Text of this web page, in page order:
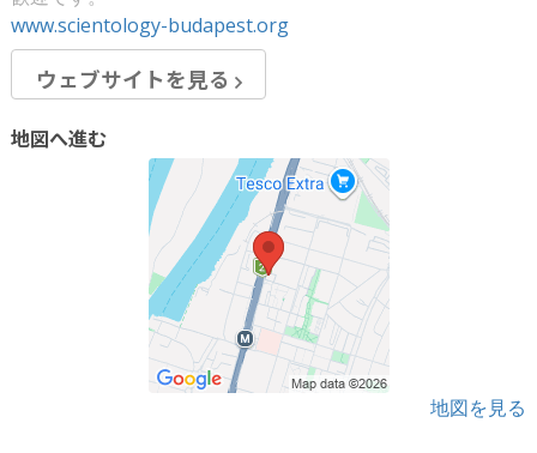
www.scientology-budapest.org
ウェブサイトを見る
地図へ進む
地図を見る